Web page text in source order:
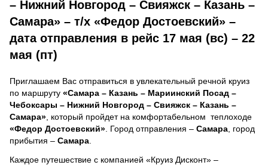
– Нижний Новгород – Свияжск – Казань –
Самара» – т/х «Федор Достоевский» –
дата отправления в рейс 17 мая (вс) – 22
мая (пт)
Приглашаем Вас отправиться в увлекательный речной круиз
по маршруту «Самара – Казань – Мариинский Посад –
Чебоксары – Нижний Новгород – Свияжск – Казань –
Самара» , который пройдет на комфортабельном теплоходе
«Федор Достоевский» . Город отправления – Самара , город
прибытия – Самара
Каждое путешествие с компанией «Круиз Дисконт» –